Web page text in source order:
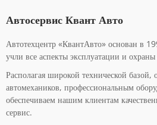
Автосервис Квант Авто
Автотехцентр «КвантАвто» основан в
учли все аспекты эксплуатации и
Располагая широкой технической базой,
автомехаников, профессиональным
обеспечиваем нашим клиентам
сервис.